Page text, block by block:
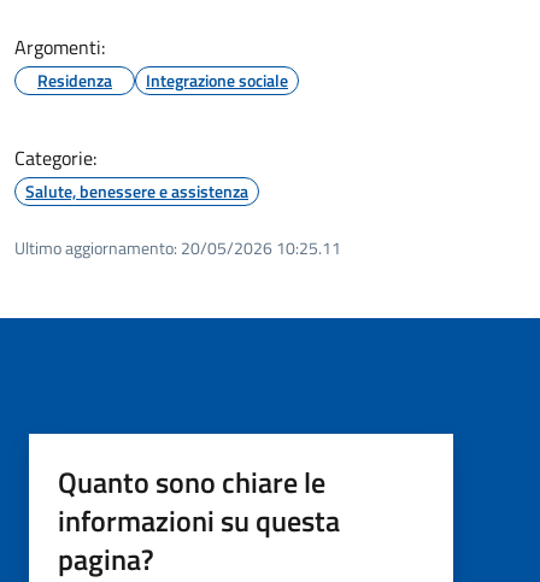
Argomenti:
Residenza Integrazione sociale
Categorie:
Salute, benessere e assistenza
Ultimo aggiornamento: 20/05/2026 10:25.11
Quanto sono chiare le
informazioni su questa
pagina?